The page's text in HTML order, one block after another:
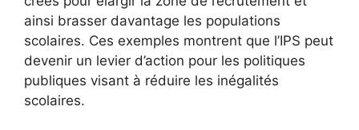
ainsi brasser davantage les populations
scolaires. Ces exemples montrent que l’IPS peut
devenir un levier d’action pour les politiques
publiques visant à réduire les inégalités
scolaires.